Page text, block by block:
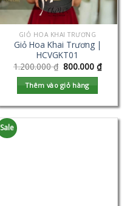
GIỎ HOA KHAI TRƯƠNG
Giỏ Hoa Khai Trương |
HCVGKT01
1.200.000₫ 800.000₫
Thêm vào giỏ hàng
Sale